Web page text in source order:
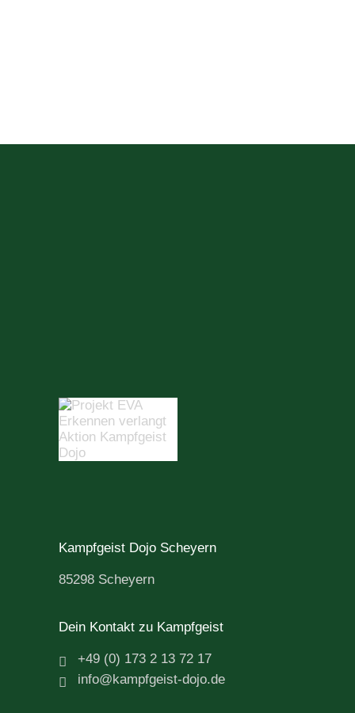
Kampfgeist Dojo Scheyern
85298 Scheyern
Dein Kontakt zu Kampfgeist
+49 (0) 173 2 13 72 17
info@kampfgeist-dojo.de